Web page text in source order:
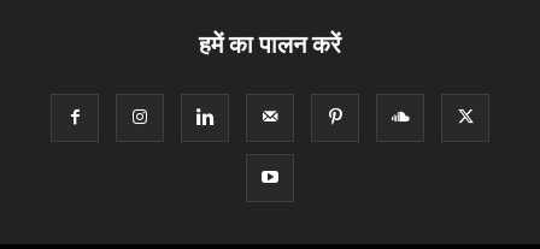
हमें का पालन करें